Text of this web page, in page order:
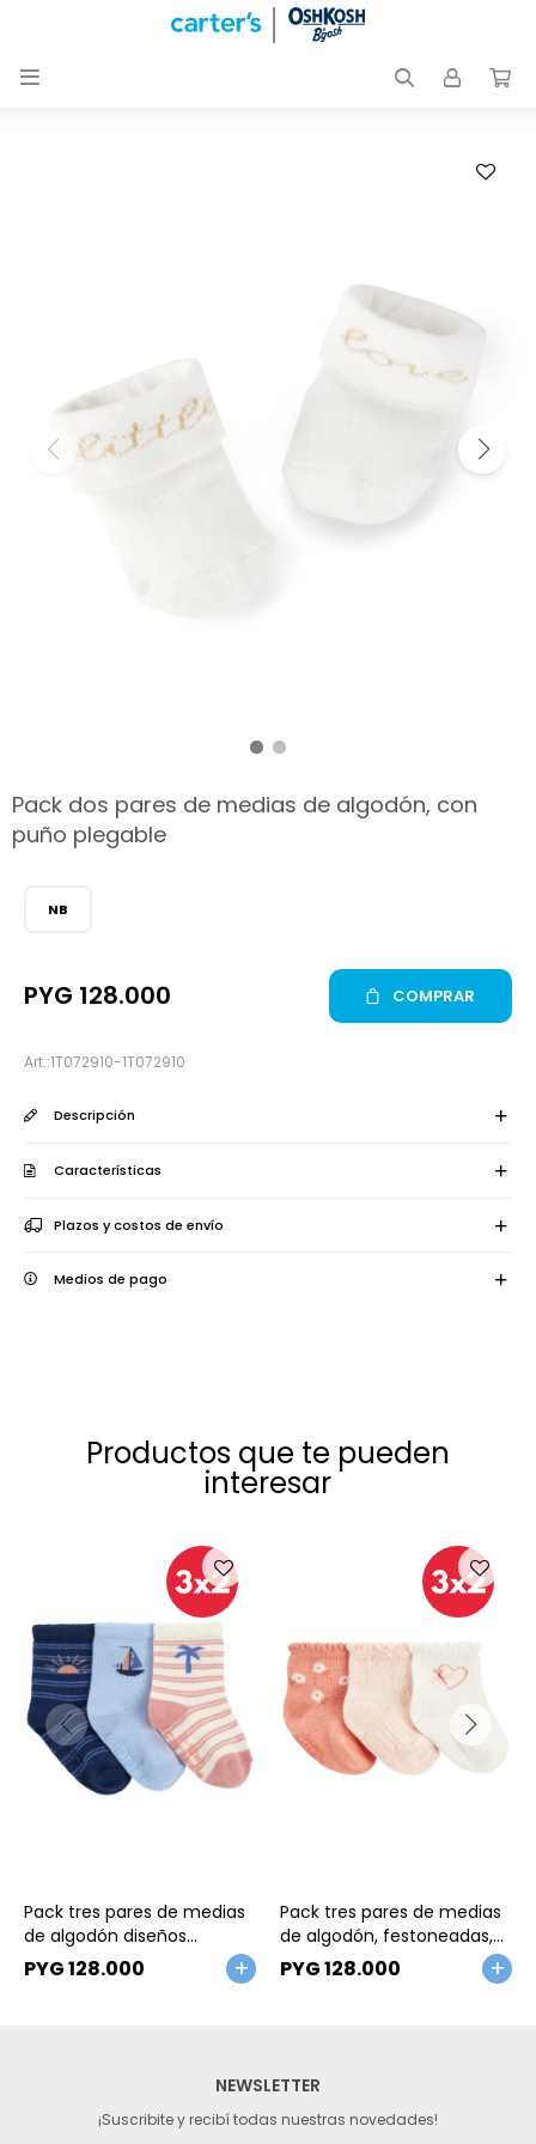

Pack dos pares de medias de algodón, con
puño plegable
1T072910-1T072910
NB
PYG 128.000 COMPRAR
Descripción
Características
Plazos y costos de envío
Medios de pago
Productos que te pueden
interesar
Pack tres pares de medias
de algodón diseños
vacaciones
PYG128.000
Pack tres pares de medias
de algodón, festoneadas,
rosadas
PYG128.000
NEWSLETTER
¡Suscribite y recibí todas nuestras novedades!
Nuevos
Carter
OUTLET